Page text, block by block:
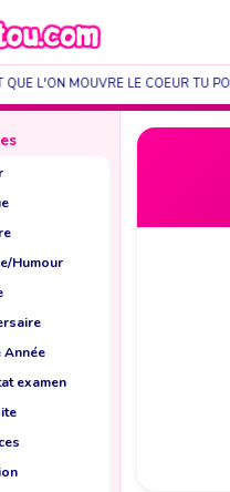
QUE L'ON MOUVRE LE COEUR TU
Humour
Année
examen